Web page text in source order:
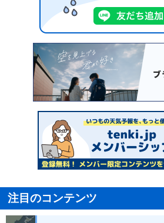
注目のコンテンツ